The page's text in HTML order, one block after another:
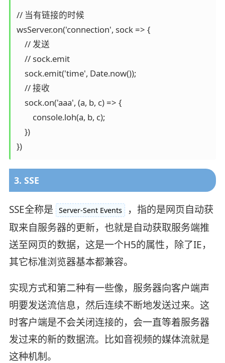
// 当有链接的时候
wsServer.on('connection', sock => {
// 发送
// sock.emit
sock.emit('time', Date.now());
// 接收
sock.on('aaa', (a, b, c) => {
console.loh(a, b, c);
})
})
3. SSE
SSE全称是 Server-Sent Events
，指的是网页自动获
取来自服务器的更新，也就是自动获取服务端推
送至网页的数据，这是一个H5的属性，除了IE，
其它标准浏览器基本都兼容。
实现方式和第二种有一些像，服务器向客户端声
明要发送流信息，然后连续不断地发送过来。这
时客户端是不会关闭连接的，会一直等着服务器
发过来的新的数据流。比如音视频的媒体流就是
这种机制。